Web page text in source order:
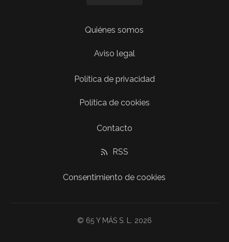
Quiénes somos
Aviso legal
Política de privacidad
Política de cookies
Contacto
RSS
Consentimiento de cookies
© 65 Y MÁS S. L. 2026